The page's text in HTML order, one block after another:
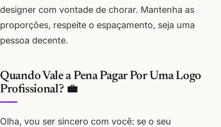
designer com vontade de chorar. Mantenha as
proporções, respeite o espaçamento, seja uma
pessoa decente.
Quando Vale a Pena Pagar Por Uma Logo
Profissional? 💼
Olha, vou ser sincero com você: se o seu